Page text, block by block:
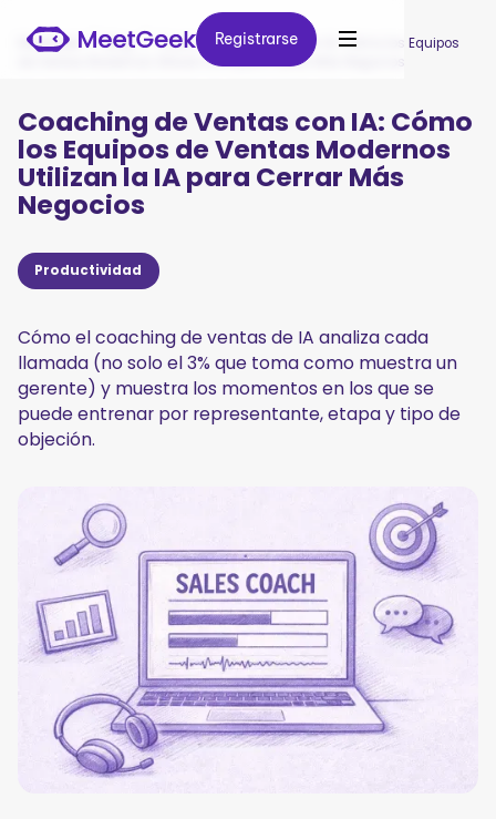
Registrarse
Registrarse
MeetGeek / Blog / Coaching de Ventas con IA: Cómo los Equipos
de Ventas Modernos Utilizan la IA para Cerrar Más Negocios
Coaching de Ventas con IA: Cómo
los Equipos de Ventas Modernos
Utilizan la IA para Cerrar Más
Negocios
Productividad
Cómo el coaching de ventas de IA analiza cada
llamada (no solo el 3% que toma como muestra un
gerente) y muestra los momentos en los que se
puede entrenar por representante, etapa y tipo de
objeción.